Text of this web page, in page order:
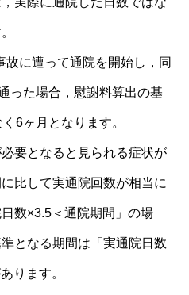
に遭って通院を開始し，同
った場合，慰謝料算出の基
6ヶ月となります。
要となると見られる症状が
比して実通院回数が相当に
数×3.5＜通院期間」の場
となる期間は「実通院日数
ります。